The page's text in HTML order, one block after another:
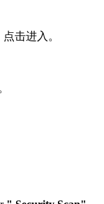
击进入。